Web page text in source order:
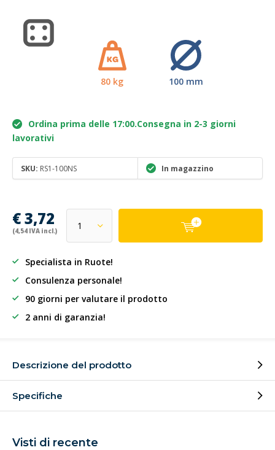
80 kg 100 mm
Ordina prima delle 17:00.Consegna in 2-3 giorni
lavorativi
SKU: RS1-100NS In magazzino
€ 3,72
(4,54 IVA incl.)
Specialista in Ruote!
Consulenza personale!
90 giorni per valutare il prodotto
2 anni di garanzia!
Descrizione del prodotto
Specifiche
Visti di recente